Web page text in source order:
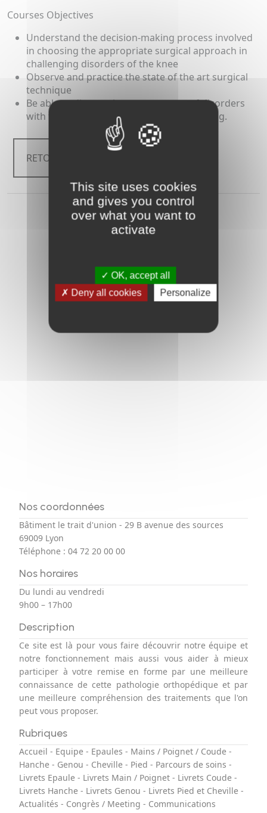
Courses Objectives
Understand the decision-making process involved
in choosing the appropriate surgical approach in
challenging disorders of the knee
Observe and practice the state of the art surgical
technique
Be able to discuss the management of disorders
with the ESSKA Faculty dedicated to training.
RETOUR
Nos coordonnées
Bâtiment le trait d'union - 29 B avenue des sources
69009 Lyon
Téléphone : 04 72 20 00 00
Nos horaires
Du lundi au vendredi
9h00 – 17h00
Description
Ce site est là pour vous faire découvrir notre équipe et
notre fonctionnement mais aussi vous aider à mieux
participer à votre remise en forme par une meilleure
connaissance de cette pathologie orthopédique et par
une meilleure compréhension des traitements que l'on
peut vous proposer.
Rubriques
Accueil - Equipe - Epaules - Mains / Poignet / Coude -
Hanche - Genou - Cheville - Pied - Parcours de soins -
Livrets Epaule - Livrets Main / Poignet - Livrets Coude -
Livrets Hanche - Livrets Genou - Livrets Pied et Cheville -
Actualités - Congrès / Meeting - Communications
This site uses cookies
and gives you control
over what you want to
activate
OK, accept all
Deny all cookies
Personalize